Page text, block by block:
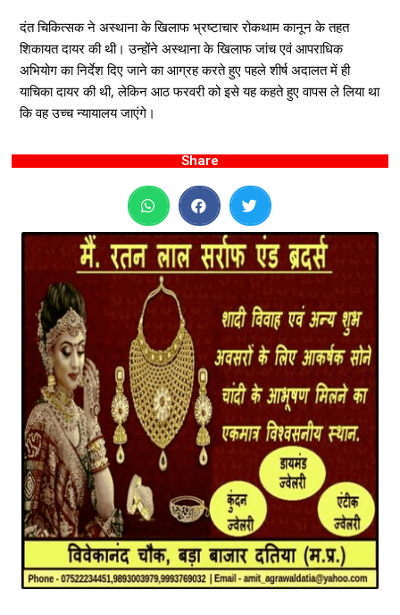
दंत चिकित्सक ने अस्थाना के खिलाफ भ्रष्टाचार रोकथाम कानून के तहत
शिकायत दायर की थी। उन्होंने अस्थाना के खिलाफ जांच एवं आपराधिक
अभियोग का निर्देश दिए जाने का आग्रह करते हुए पहले शीर्ष अदालत में ही
याचिका दायर की थी, लेकिन आठ फरवरी को इसे यह कहते हुए वापस ले लिया था
कि वह उच्च न्यायालय जाएंगे।
Share